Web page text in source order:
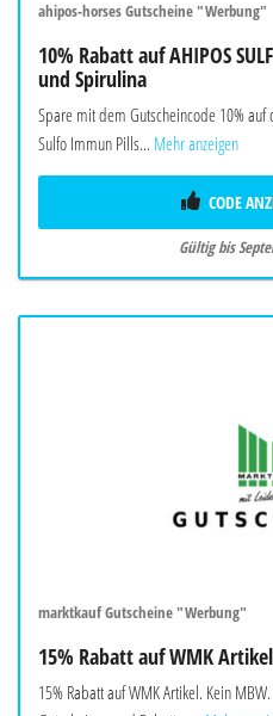
ahipos-horses Gutscheine "Werbung"
10% Rabatt auf AHIPOS
und Spirulina
Spare mit dem Gutscheincode 10% auf
Sulfo Immun Pills... Mehr anzeigen
CODE
Gültig bis
marktkauf Gutscheine "Werbung"
15% Rabatt auf WMK Artikel
15% Rabatt auf WMK Artikel. Kein